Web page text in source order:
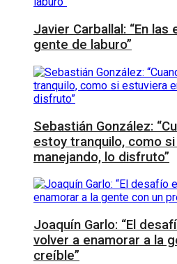
Javier Carballal: “En
gente de laburo”
Sebastián González:
estoy tranquilo, como
manejando, lo disfruto”
Joaquín Garlo: “El
volver a enamorar a la
creíble”